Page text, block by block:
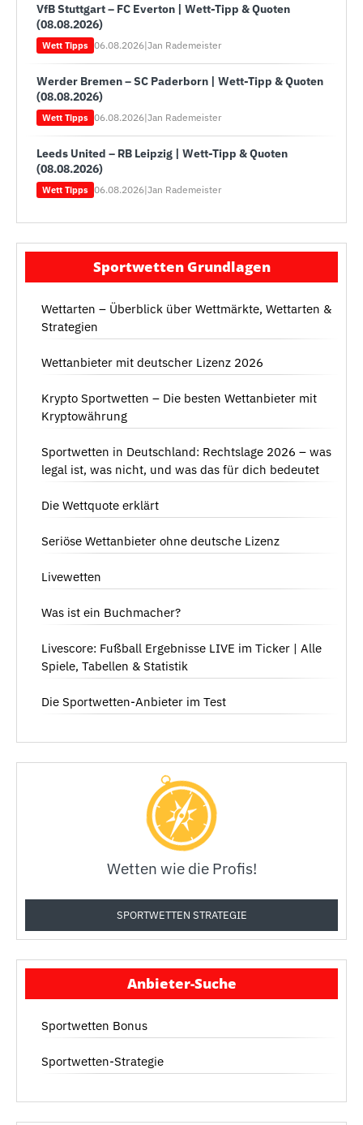
VfB Stuttgart – FC Everton | Wett-Tipp & Quoten
(08.08.2026)
Wett Tipps 06.08.2026|Jan Rademeister
Werder Bremen – SC Paderborn | Wett-Tipp & Quoten
(08.08.2026)
Wett Tipps 06.08.2026|Jan Rademeister
Leeds United – RB Leipzig | Wett-Tipp & Quoten
(08.08.2026)
Wett Tipps 06.08.2026|Jan Rademeister
Sportwetten Grundlagen
Wettarten – Überblick über Wettmärkte, Wettarten &
Strategien
Wettanbieter mit deutscher Lizenz 2026
Krypto Sportwetten – Die besten Wettanbieter mit
Kryptowährung
Sportwetten in Deutschland: Rechtslage 2026 – was
legal ist, was nicht, und was das für dich bedeutet
Die Wettquote erklärt
Seriöse Wettanbieter ohne deutsche Lizenz
Livewetten
Was ist ein Buchmacher?
Livescore: Fußball Ergebnisse LIVE im Ticker | Alle
Spiele, Tabellen & Statistik
Die Sportwetten-Anbieter im Test
Wetten wie die Profis!
SPORTWETTEN STRATEGIE
Anbieter-Suche
Sportwetten Bonus
Sportwetten-Strategie